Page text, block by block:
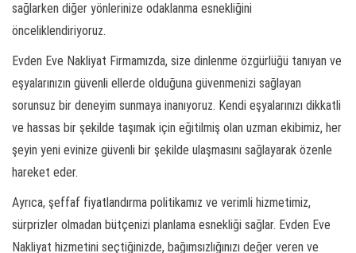
sağlarken diğer yönlerinize odaklanma esnekliğini
önceliklendiriyoruz.
Evden Eve Nakliyat Firmamızda, size dinlenme özgürlüğü tanıyan ve
eşyalarınızın güvenli ellerde olduğuna güvenmenizi sağlayan
sorunsuz bir deneyim sunmaya inanıyoruz. Kendi eşyalarınızı dikkatli
ve hassas bir şekilde taşımak için eğitilmiş olan uzman ekibimiz, her
şeyin yeni evinize güvenli bir şekilde ulaşmasını sağlayarak özenle
hareket eder.
Ayrıca, şeffaf fiyatlandırma politikamız ve verimli hizmetimiz,
sürprizler olmadan bütçenizi planlama esnekliği sağlar. Evden Eve
Nakliyat hizmetini seçtiğinizde, bağımsızlığınızı değer veren ve